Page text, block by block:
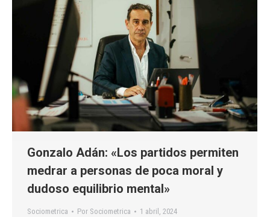
Gonzalo Adán: «Los partidos permiten
medrar a personas de poca moral y
dudoso equilibrio mental»
Sociometrica Por Sociometrica 1 abril, 2024